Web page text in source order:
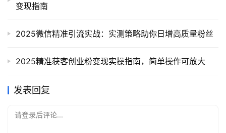
变现指南
2025微信精准引流实战：实测策略助你日增高质量粉丝
2025精准获客创业粉变现实操指南，简单操作可放大
发表回复
请登录后评论...